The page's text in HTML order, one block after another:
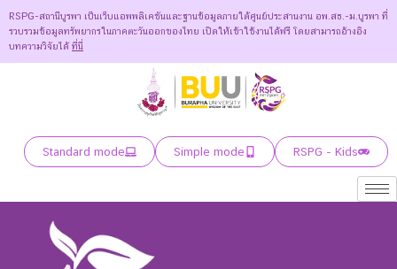
RSPG-สถานีบูรพา เป็นเว็บแอพพลิเคชันและฐานข้อมูลภายใต้ศูนย์ประสานงาน อพ.สธ.-ม.บูรพา ที่
รวบรวมข้อมูลทรัพยากรในภาคตะวันออกของไทย เปิดให้เข้าใช้งานได้ฟรี โดยสามารถอ้างอิง
บทความวิจัยได้ ที่นี่
Standard mode Simple mode RSPG - Kids